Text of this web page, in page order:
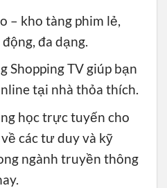
– kho tàng phim lẻ,
đa dạng.
Shopping TV giúp bạn
tại nhà thỏa thích.
học trực tuyến cho
các tư duy và kỹ
ngành truyền thông